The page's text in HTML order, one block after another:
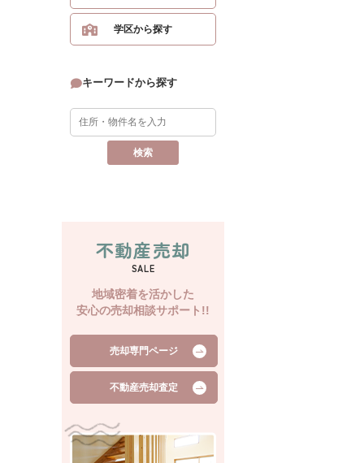
学区から探す
キーワードから探す
不動産売却
SALE
地域密着を活かした
安心の売却相談サポート!!
売却専門ページ
不動産売却査定